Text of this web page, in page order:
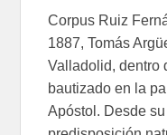
Corpus Ruiz
1887, Tomás
Valladolid, dentro
bautizado en la
Apóstol. Desde